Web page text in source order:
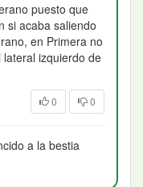
puesto que
si acaba saliendo
en Primera no
izquierdo de
0 0
a la bestia